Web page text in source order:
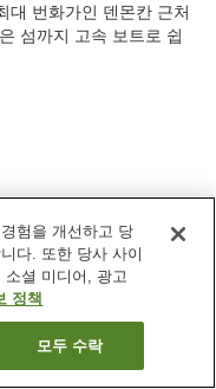
대 번화가인 덴몬칸 근처
섬까지 고속 보트로 쉽
랑
유료)
호텔 선플렉스 가고시마
험을 개선하고 당
다. 또한 당사 사이
소셜 미디어, 광고
정책
모두 수락